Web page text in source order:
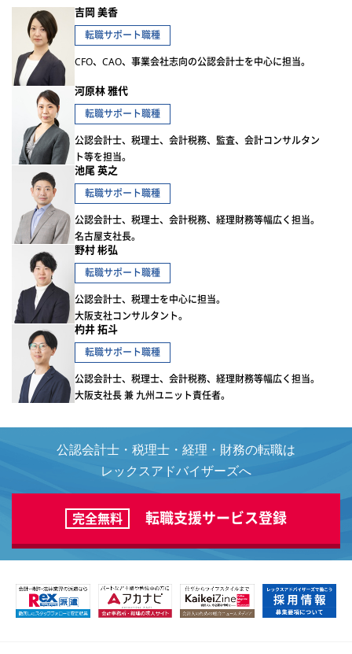
吉岡 美香
転職サポート職種
CFO、CAO、事業会社志向の公認会計士を中心に担当。
河原林 雅代
転職サポート職種
公認会計士、税理士、会計税務、監査、会計コンサルタン
ト等を担当。
池尾 英之
転職サポート職種
公認会計士、税理士、会計税務、経理財務等幅広く担当。
名古屋支社長。
野村 彬弘
転職サポート職種
公認会計士、税理士を中心に担当。
大阪支社コンサルタント。
杓井 拓斗
転職サポート職種
公認会計士、税理士、会計税務、経理財務等幅広く担当。
大阪支社長 兼 九州ユニット責任者。
公認会計士・税理士・経理・財務の転職は
レックスアドバイザーズへ
完全無料 転職支援サービス登録